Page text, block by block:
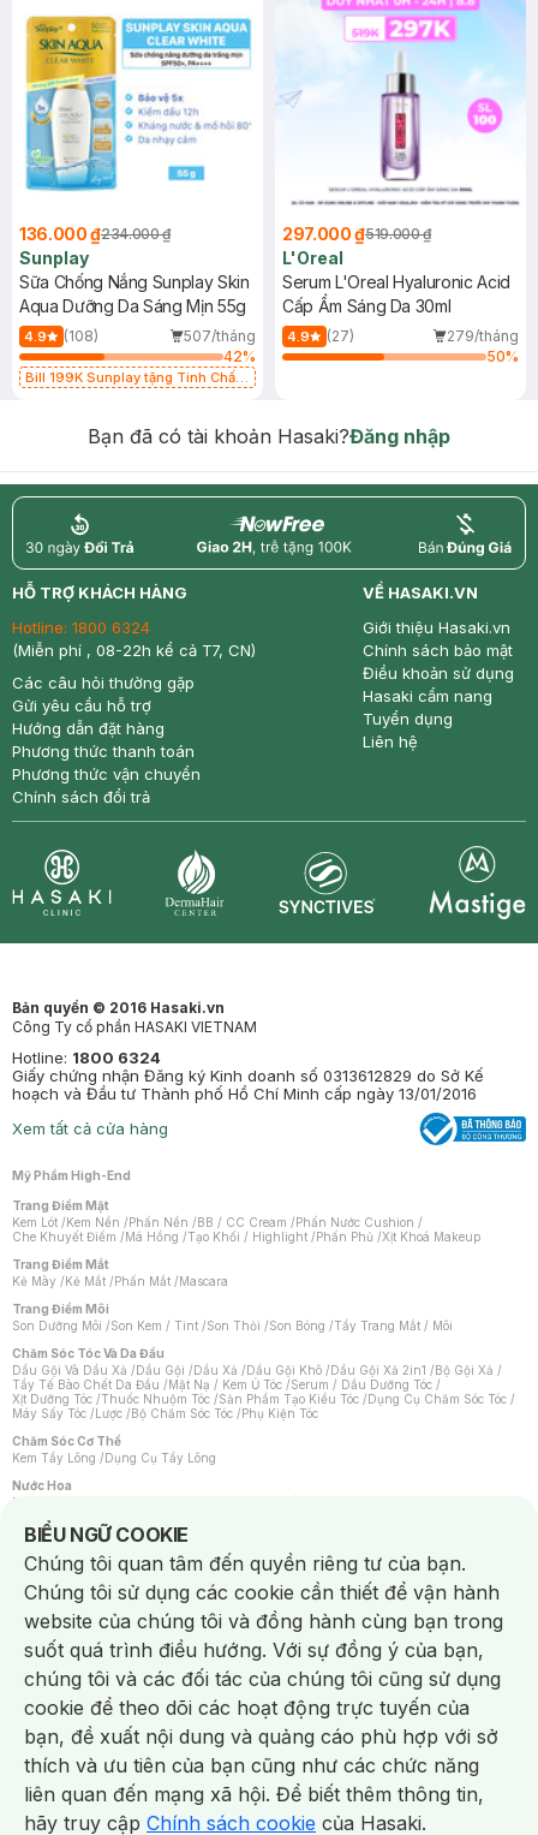
136.000 ₫234.000 ₫
Sunplay
Sữa Chống Nắng Sunplay Skin
Aqua Dưỡng Da Sáng Mịn 55g
4.9 (108)
507/tháng
42%
Bill 199K Sunplay tặng Tinh Chất
297.000 ₫519.000 ₫
L'Oreal
Serum L'Oreal Hyaluronic Acid
Cấp Ẩm Sáng Da 30ml
4.9 (27)
279/tháng
50%
Bạn đã có tài khoản Hasaki?Đăng nhập
return nowfree price
HỖ TRỢ KHÁCH HÀNG
Hotline: 1800 6324
(Miễn phí , 08-22h kể cả T7, CN)
Các câu hỏi thường gặp
Gửi yêu cầu hỗ trợ
Hướng dẫn đặt hàng
Phương thức thanh toán
Phương thức vận chuyển
Chính sách đổi trả
VỀ HASAKI.VN
Giới thiệu Hasaki.vn
Chính sách bảo mật
Điều khoản sử dụng
Hasaki cẩm nang
Tuyển dụng
Liên hệ
Bản quyền © 2016 Hasaki.vn
Công Ty cổ phần HASAKI VIETNAM
Hotline: 1800 6324
Giấy chứng nhận Đăng ký Kinh doanh số 0313612829 do Sở Kế
hoạch và Đầu tư Thành phố Hồ Chí Minh cấp ngày 13/01/2016
Xem tất cả cửa hàng
Mỹ Phẩm High-End
Trang Điểm Mặt
Kem Lót /Kem Nền /Phấn Nền /BB / CC Cream /Phấn Nước Cushion /
Che Khuyết Điểm /Má Hồng /Tạo Khối / Highlight /Phấn Phủ /Xịt Khoá Makeup
Trang Điểm Mắt
Kẻ Mày /Kẻ Mắt /Phấn Mắt /Mascara
Trang Điểm Môi
Son Dưỡng Môi /Son Kem / Tint /Son Thỏi /Son Bóng /Tẩy Trang Mắt / Môi
Chăm Sóc Tóc Và Da Đầu
Dầu Gội Và Dầu Xả /Dầu Gội /Dầu Xả /Dầu Gội Khô /Dầu Gội Xả 2in1 /Bộ Gội Xả /
Tẩy Tế Bào Chết Da Đầu /Mặt Nạ / Kem Ủ Tóc /Serum / Dầu Dưỡng Tóc /
Xịt Dưỡng Tóc /Thuốc Nhuộm Tóc /Sản Phẩm Tạo Kiểu Tóc /Dụng Cụ Chăm Sóc Tóc /
Máy Sấy Tóc /Lược /Bộ Chăm Sóc Tóc /Phụ Kiện Tóc
Chăm Sóc Cơ Thể
Kem Tẩy Lông /Dụng Cụ Tẩy Lông
Nước Hoa
Nước Hoa Nữ
Chăm Sóc Cá Nhân
Chống Muỗi /Khẩu Trang /Máy Massage/Mặt Nạ Xông Hơi /Nước Rửa Tay/
Sản Phẩm Chăm Sóc Khác /Bàn Chải Đánh Răng /Bàn Chải Điện/
Hỗ Trợ Trắng Răng/Kem Đánh Răng /Máy Tăm Nước/ Nước Súc Miệng/
Tăm / Chỉ Nha Khoa/ Xịt Thơm Miệng / Dung Dịch Vệ Sinh/Dưỡng Vùng Kín/
Khăn Ướt Vệ Sinh Vùng Kín/Băng Vệ Sinh/Tampon/Bọt Cạo Râu /Dao Cạo Râu/
Máy Cạo Râu
Vấn Đề Về Da
Da Dầu / Lỗ Chân Lông To/ Da Khô / Mất Nước/ Da Lão Hóa/ Da Mụn/
Da Nhạy Cảm / Kích Ứng
Da Xỉn Màu Thâm / Nám / Tàn Nhang
Quầng Thâm & Bọng Mắt /Sẹo /Viêm Da Cơ Địa
Dụng Cụ / Phụ Kiện Chăm Sóc Da
Bông Tẩy Trang
Khăn Lau Mặt Khô Dụng Cụ / Máy Rửa Mặt Máy Chăm Sóc Da
Dụng Cụ Chăm Sóc Khác
BIỂU NGỮ COOKIE
Notice about cookies usage
Chúng tôi quan tâm đến quyền riêng tư của bạn.
Chúng tôi sử dụng các cookie cần thiết để vận hành
website của chúng tôi và đồng hành cùng bạn trong
suốt quá trình điều hướng. Với sự đồng ý của bạn,
chúng tôi và các đối tác của chúng tôi cũng sử dụng
cookie để theo dõi các hoạt động trực tuyến của
bạn, đề xuất nội dung và quảng cáo phù hợp với sở
thích và ưu tiên của bạn cũng như các chức năng
liên quan đến mạng xã hội. Để biết thêm thông tin,
hãy truy cập Chính sách cookie của Hasaki.